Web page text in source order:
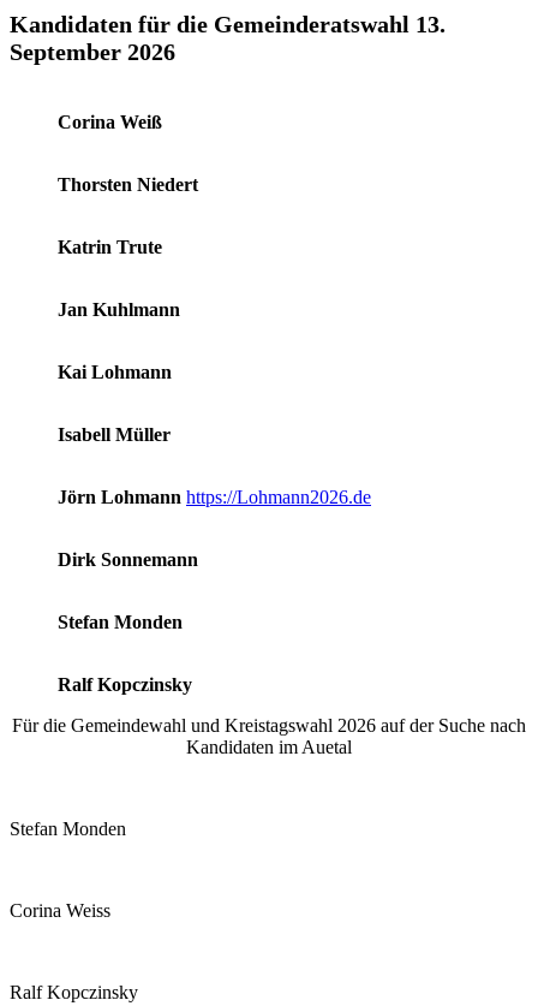
Kandidaten für die Gemeinderatswahl 13.
September 2026
Corina Weiß
Thorsten Niedert
Katrin Trute
Jan Kuhlmann
Kai Lohmann
Isabell Müller
Jörn Lohmann https://Lohmann2026.de
Dirk Sonnemann
Stefan Monden
Ralf Kopczinsky
Für die Gemeindewahl und Kreistagswahl 2026 auf der Suche nach
Kandidaten im Auetal
Stefan Monden
Corina Weiss
Ralf Kopczinsky